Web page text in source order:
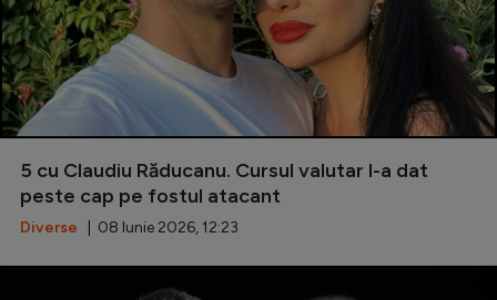
5 cu Claudiu Răducanu. Cursul valutar l-a dat
peste cap pe fostul atacant
Diverse | 08 Iunie 2026, 12:23